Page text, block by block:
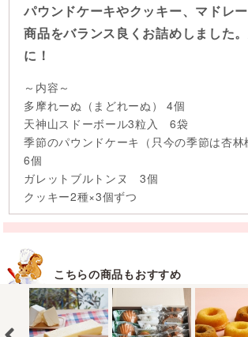
パウンドケーキやクッキー、マドレ
商品をバランス良くお詰めしました
に！
～内容～
多摩れーぬ（まどれーぬ） 4個
天神山スドーボール3粒入 6袋
季節のパウンドケーキ（只今の季節は杏林
6個
ガレットブルトンヌ 3個
クッキー2種×3個ずつ
こちらの商品もおすすめ